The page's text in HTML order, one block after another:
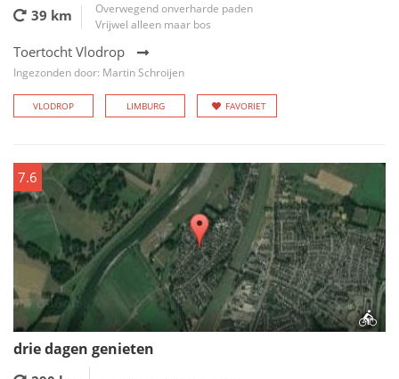
39 km
Overwegend onverharde paden
Vrijwel alleen maar bos
Toertocht Vlodrop
Ingezonden door: Martin Schroijen
VLODROP LIMBURG FAVORIET
7.6
drie dagen genieten